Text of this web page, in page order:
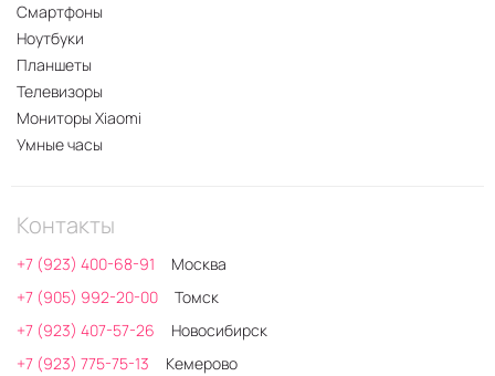
Смартфоны
Ноутбуки
Планшеты
Телевизоры
Мониторы Xiaomi
Умные часы
Контакты
+7 (923) 400-68-91
Москва
+7 (905) 992-20-00
Томск
+7 (923) 407-57-26
Новосибирск
+7 (923) 775-75-13
Кемерово